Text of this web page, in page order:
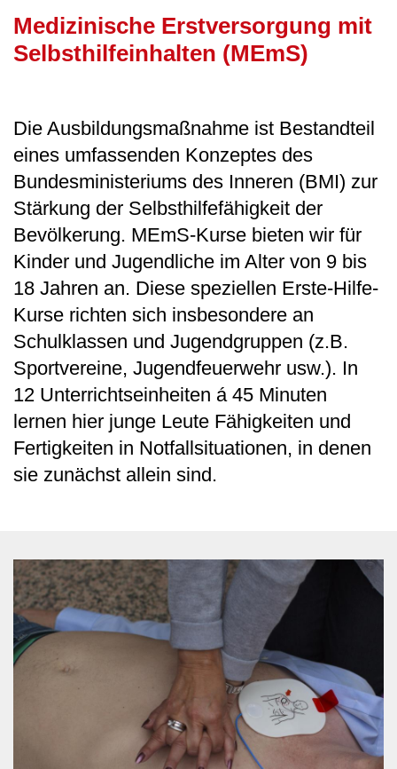
Medizinische Erstversorgung mit
Selbsthilfeinhalten (MEmS)
Die Ausbildungsmaßnahme ist Bestandteil
eines umfassenden Konzeptes des
Bundesministeriums des Inneren (BMI) zur
Stärkung der Selbsthilfefähigkeit der
Bevölkerung. MEmS-Kurse bieten wir für
Kinder und Jugendliche im Alter von 9 bis
18 Jahren an. Diese speziellen Erste-Hilfe-
Kurse richten sich insbesondere an
Schulklassen und Jugendgruppen (z.B.
Sportvereine, Jugendfeuerwehr usw.). In
12 Unterrichtseinheiten á 45 Minuten
lernen hier junge Leute Fähigkeiten und
Fertigkeiten in Notfallsituationen, in denen
sie zunächst allein sind.